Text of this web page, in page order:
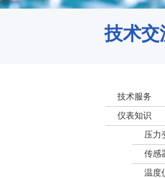
技术交
技术服务
仪表知识
压力
传感
温度